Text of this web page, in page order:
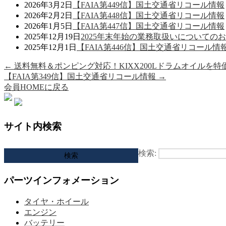
2026年3月2日
【FAIA第449信】国土交通省リコール情報
2026年2月2日
【FAIA第448信】国土交通省リコール情報
2026年1月5日
【FAIA第447信】国土交通省リコール情報
2025年12月19日 2025年末年始の業務取扱いについての
2025年12月1日
【FAIA第446信】国土交通省リコール情
← 送料無料＆ポンピング対応！KIXX200Lドラムオイルを特
【FAIA第349信】国土交通省リコール情報 →
会員HOMEに戻る
サイト内検索
検索:
パーツインフォメーション
タイヤ・ホイール
エンジン
バッテリー